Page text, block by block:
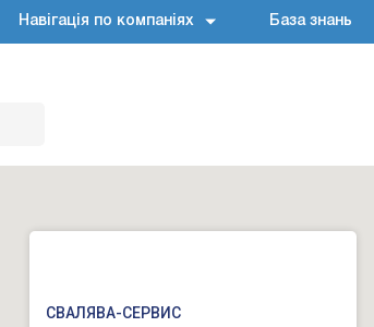
Навігація по компаніях База знань
СВАЛЯВА-СЕРВИС